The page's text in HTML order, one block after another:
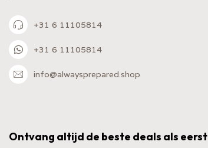
+31 6 11105814
+31 6 11105814
info@alwaysprepared.shop
Ontvang altijd de beste deals als eerst